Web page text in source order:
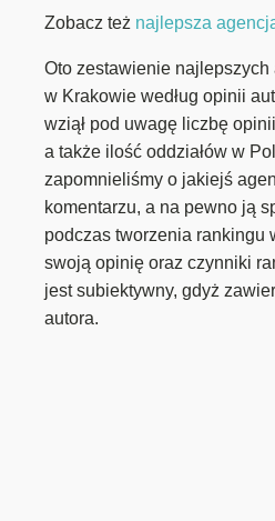
Zobacz też najlepsza
Oto zestawienie
w Krakowie według opinii
wziął pod uwagę liczbę
a także ilość oddziałów w
zapomnieliśmy o jakiejś
komentarzu, a na pewno ją
podczas tworzenia rankingu
swoją opinię oraz czynniki
jest subiektywny, gdyż
autora.